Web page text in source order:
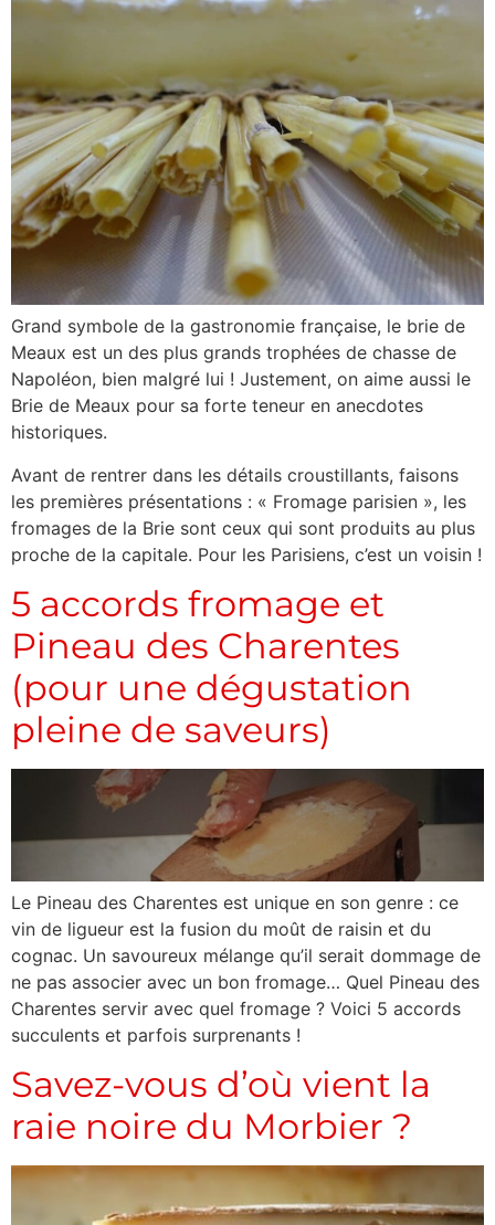
Grand symbole de la gastronomie française, le brie de
Meaux est un des plus grands trophées de chasse de
Napoléon, bien malgré lui ! Justement, on aime aussi le
Brie de Meaux pour sa forte teneur en anecdotes
historiques.
Avant de rentrer dans les détails croustillants, faisons
les premières présentations : « Fromage parisien », les
fromages de la Brie sont ceux qui sont produits au plus
proche de la capitale. Pour les Parisiens, c’est un voisin !
5 accords fromage et
Pineau des Charentes
(pour une dégustation
pleine de saveurs)
Le Pineau des Charentes est unique en son genre : ce
vin de ligueur est la fusion du moût de raisin et du
cognac. Un savoureux mélange qu’il serait dommage de
ne pas associer avec un bon fromage… Quel Pineau des
Charentes servir avec quel fromage ? Voici 5 accords
succulents et parfois surprenants !
Savez-vous d’où vient la
raie noire du Morbier ?